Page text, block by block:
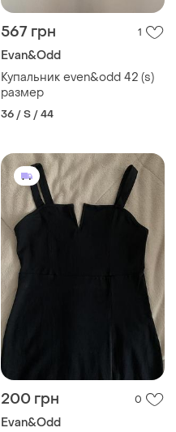
567 грн 1
Evan&Odd
Купальник even&odd 42 (s)
размер
36 / S / 44
200 грн 0
Evan&Odd